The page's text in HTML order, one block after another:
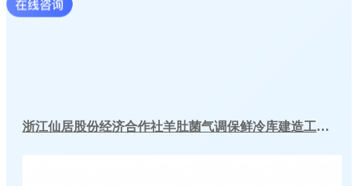
浙江仙居股份经济合作社羊肚菌气调保鲜冷库建造工程案